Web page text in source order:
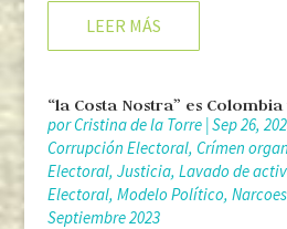
LEER MÁS
“la Costa Nostra” es
porCristina de la Torre|Sep 26,
Corrupción Electoral, Crímen
Electoral, Justicia, Lavado de
Electoral, Modelo Político,
Septiembre 2023